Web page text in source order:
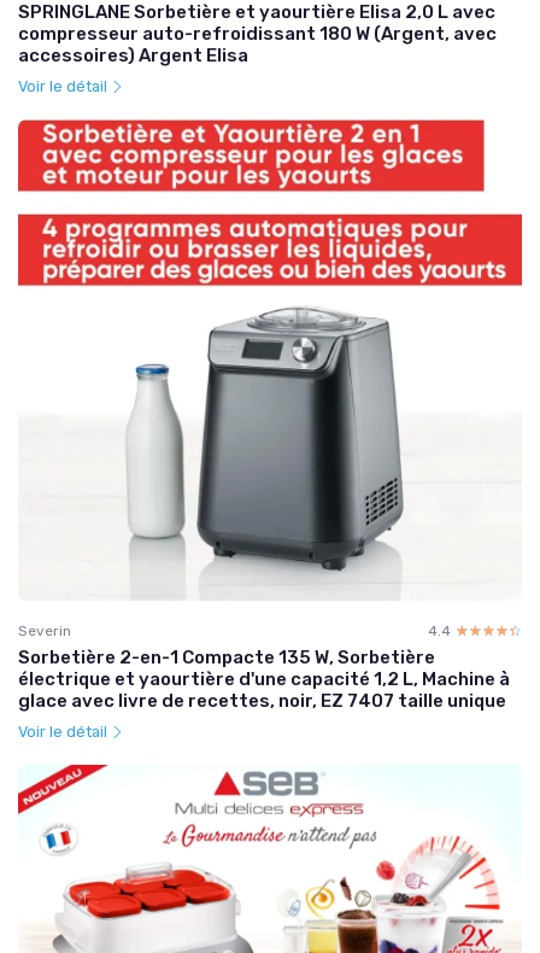
SPRINGLANE Sorbetière et yaourtière Elisa 2,0 L avec
compresseur auto-refroidissant 180 W (Argent, avec
accessoires) Argent Elisa
Voir le détail
Severin 4.4 ☆☆☆☆☆
★★★★★
Sorbetière 2-en-1 Compacte 135 W, Sorbetière
électrique et yaourtière d'une capacité 1,2 L, Machine à
glace avec livre de recettes, noir, EZ 7407 taille unique
Voir le détail